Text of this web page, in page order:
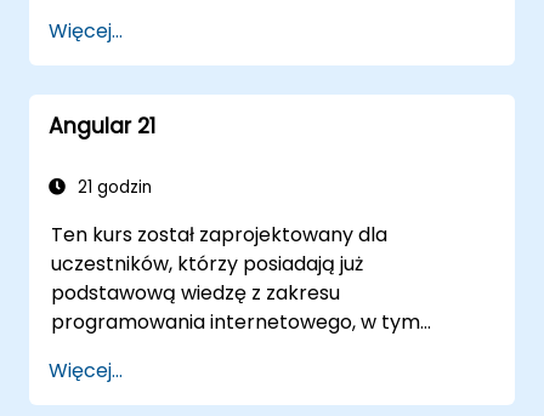
Więcej...
Angular 21
21 godzin
Ten kurs został zaprojektowany dla
uczestników, którzy posiadają już
podstawową wiedzę z zakresu
programowania internetowego, w tym
praktyczne z JavaScript lub TypeScript. Jest
on szczególnie dostosowany do
Więcej...